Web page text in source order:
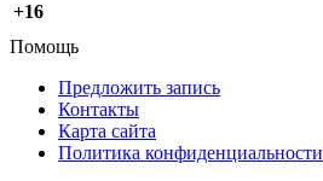
+16
Помощь
Предложить запись
Контакты
Карта сайта
Политика конфиденциальности